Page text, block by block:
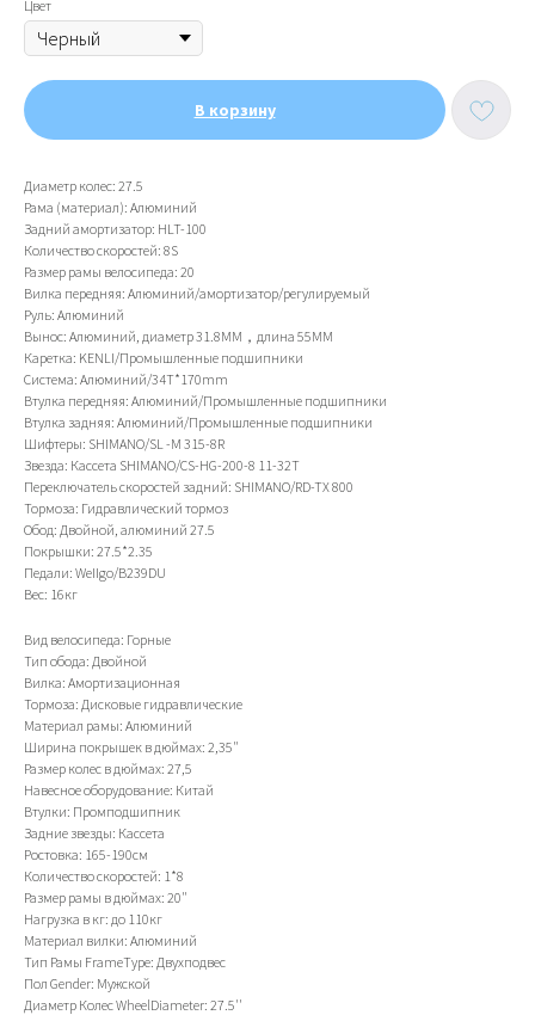
Цвет
В корзину
Диаметр колес: 27.5
Рама (материал): Алюминий
Задний амортизатор: HLT-100
Количество скоростей: 8S
Размер рамы велосипеда: 20
Вилка передняя: Алюминий/амортизатор/регулируемый
Руль: Алюминий
Вынос: Алюминий, диаметр 31.8MM，длина 55MM
Каретка: KENLI/Промышленные подшипники
Система: Алюминий/34T*170mm
Втулка передняя: Алюминий/Промышленные подшипники
Втулка задняя: Алюминий/Промышленные подшипники
Шифтеры: SHIMANO/SL -M 315-8R
Звезда: Кассета SHIMANO/CS-HG-200-8 11-32T
Переключатель скоростей задний: SHIMANO/RD-TX 800
Тормоза: Гидравлический тормоз
Обод: Двойной, алюминий 27.5
Покрышки: 27.5*2.35
Педали: WeIIgo/B239DU
Вес: 16кг
Вид велосипеда: Горные
Тип обода: Двойной
Вилка: Амортизационная
Тормоза: Дисковые гидравлические
Материал рамы: Алюминий
Ширина покрышек в дюймах: 2,35"
Размер колес в дюймах: 27,5
Навесное оборудование: Китай
Втулки: Промподшипник
Задние звезды: Кассета
Ростовка: 165-190см
Количество скоростей: 1*8
Размер рамы в дюймах: 20"
Нагрузка в кг: до 110кг
Материал вилки: Алюминий
Тип Рамы FrameType: Двухподвес
Пол Gender: Мужской
Диаметр Колес WheelDiameter: 27.5''